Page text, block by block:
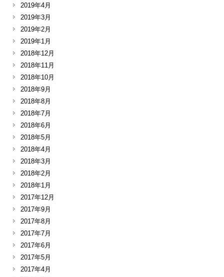
2019年4月
2019年3月
2019年2月
2019年1月
2018年12月
2018年11月
2018年10月
2018年9月
2018年8月
2018年7月
2018年6月
2018年5月
2018年4月
2018年3月
2018年2月
2018年1月
2017年12月
2017年9月
2017年8月
2017年7月
2017年6月
2017年5月
2017年4月